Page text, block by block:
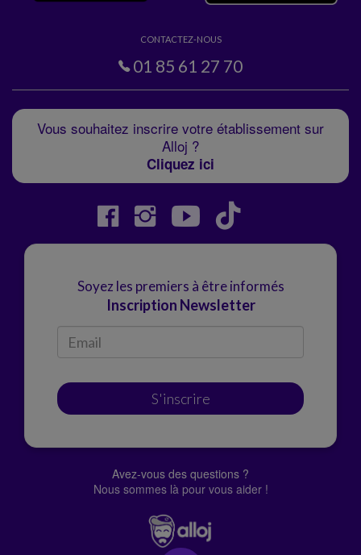
CONTACTEZ-NOUS
01 85 61 27 70
Vous souhaitez inscrire votre établissement sur
Alloj ?
Cliquez ici
Soyez les premiers à être informés
Inscription Newsletter
S'inscrire
Avez-vous des questions ?
Nous sommes là pour vous aider !